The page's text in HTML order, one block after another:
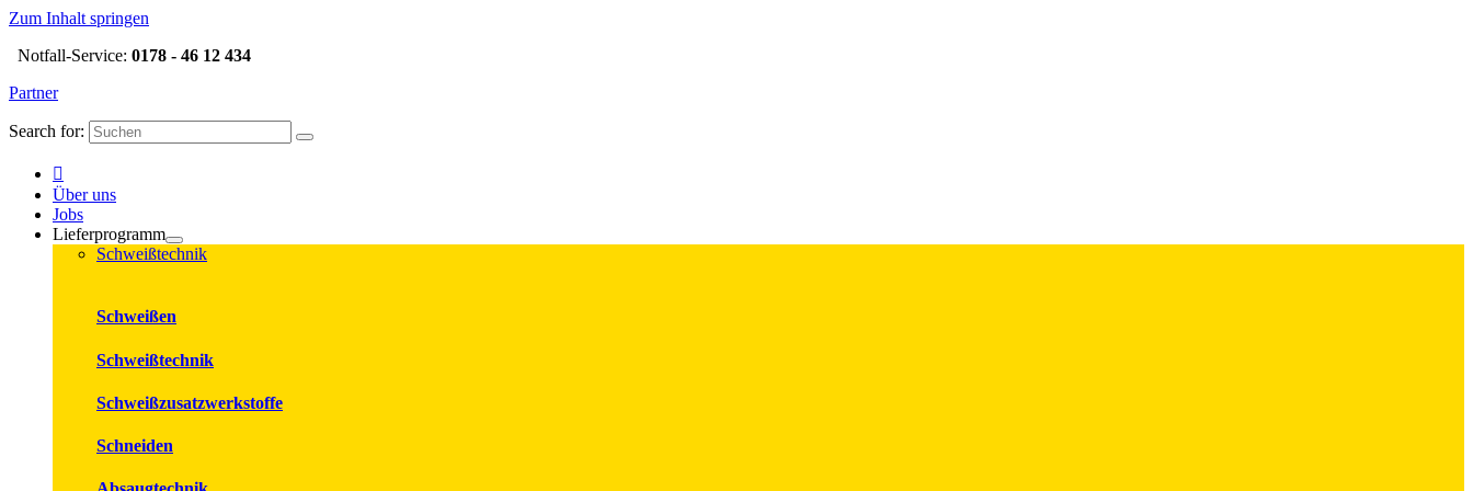
Zum Inhalt springen
Notfall-Service: 0178 - 46 12 434
Partner
Search for:
Über uns
Jobs
Lieferprogramm
Schweißtechnik
Schweißen
Schweißtechnik
Schweißzusatzwerkstoffe
Schneiden